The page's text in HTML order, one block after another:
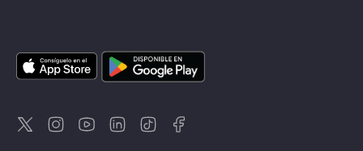
DayuseSingapur
DayuseSuecia
DayuseTailandia
DayuseNueva Zelanda
DayuseTurquía